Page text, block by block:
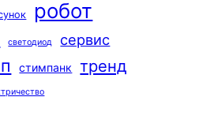
робот
светодиод сервис
стимпанк тренд